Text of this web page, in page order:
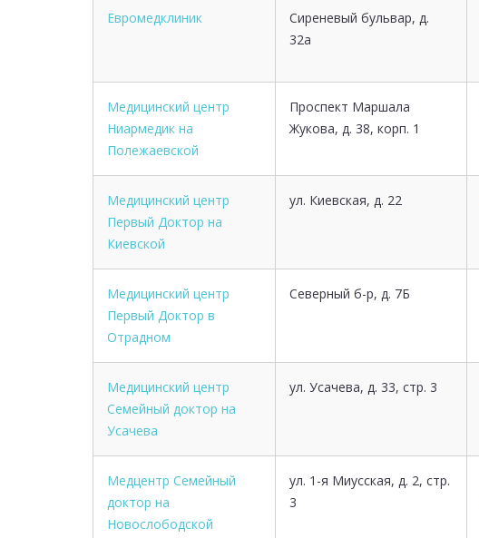
Евромедклиник
Сиреневый бульвар, д.
32а
Медицинский центр
Ниармедик на
Полежаевской
Проспект Маршала
Жукова, д. 38, корп. 1
Медицинский центр
Первый Доктор на
Киевской
ул. Киевская, д. 22
Медицинский центр
Первый Доктор в
Отрадном
Северный б-р, д. 7Б
Медицинский центр
Семейный доктор на
Усачева
ул. Усачева, д. 33, стр. 3
Медцентр Семейный
доктор на
Новослободской
ул. 1-я Миусская, д. 2, стр.
3